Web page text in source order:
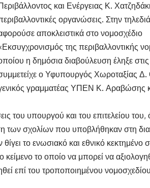
και Ενέργειας Κ.
οργανώσεις. Στην
αποκλειστικά στο νομοσχέδιο
της περιβαλλοντικής
η δημόσια διαβούλευση έληξε
ο Υφυπουργός Χωροταξίας Δ.
γραμματέας ΥΠΕΝ Κ. Αραβώσης
του υπουργού και του επιτελείου του,
των σχολίων που υποβλήθηκαν στη
το ενωσιακό και εθνικό κεκτημένο
το οποίο να μπορεί να
επί του τροποποιημένου νομοσχεδίου